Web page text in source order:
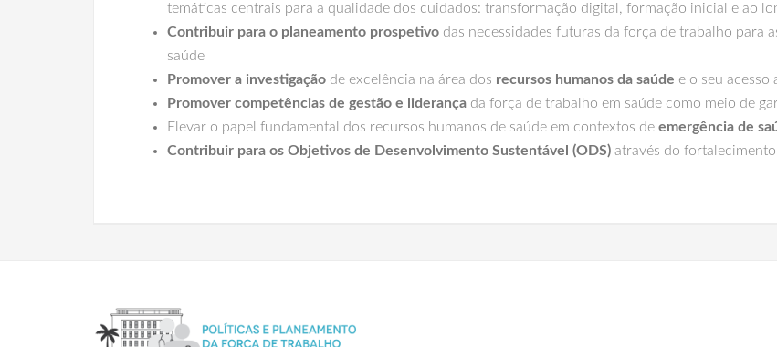
temáticas centrais para a qualidade dos cuidados: transformação digital, formação inicial e ao
Contribuir para o planeamento prospetivo das necessidades futuras da força de trabalho para
saúde
Promover a investigação de excelência na área dos recursos humanos da saúde e o seu acesso
Promover competências de gestão e liderança da força de trabalho em saúde como meio de
Elevar o papel fundamental dos recursos humanos de saúde em contextos de emergência de
Contribuir para os Objetivos de Desenvolvimento Sustentável (ODS) através do